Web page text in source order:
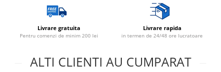
Cablu electric, canal cablu
Conectoare
Copex
Livrare gratuita
Pentru comenzi de minim 200 lei
Livrare rapida
in termen de 24/48 ore lucratoare
ALTI CLIENTI AU CUMPARAT